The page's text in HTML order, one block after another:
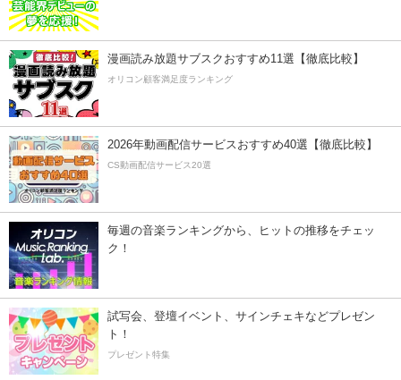
漫画読み放題サブスクおすすめ11選【徹底比較】
オリコン顧客満足度ランキング
2026年動画配信サービスおすすめ40選【徹底比較】
CS動画配信サービス20選
毎週の音楽ランキングから、ヒットの推移をチェッ
ク！
試写会、登壇イベント、サインチェキなどプレゼン
ト！
プレゼント特集